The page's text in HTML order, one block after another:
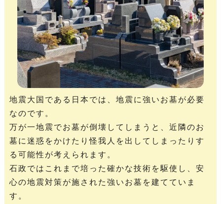
地震大国である日本では、地震に強いお墓が必要
なのです。
万が一地震でお墓が倒壊してしまうと、近隣のお
墓に迷惑をかけたり怪我人を出してしまったりす
る可能性が考えられます。
石政ではこれまで培った確かな技術を駆使し、安
心の地震対策が施された強いお墓を建てていま
す。